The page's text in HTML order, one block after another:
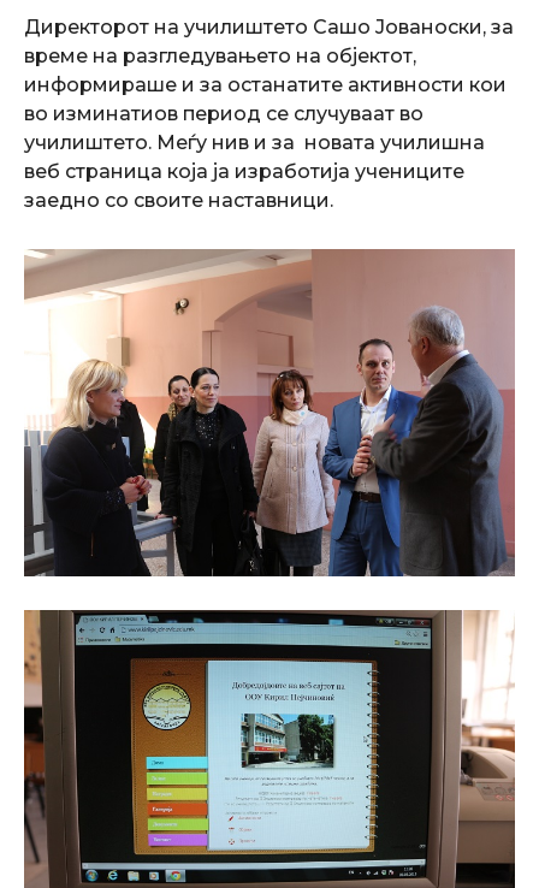
Директорот на училиштето Сашо Јованоски, за
време на разгледувањето на објектот,
информираше и за останатите активности кои
во изминатиов период се случуваат во
училиштето. Меѓу нив и за новата училишна
веб страница која ја изработија учениците
заедно со своите наставници.